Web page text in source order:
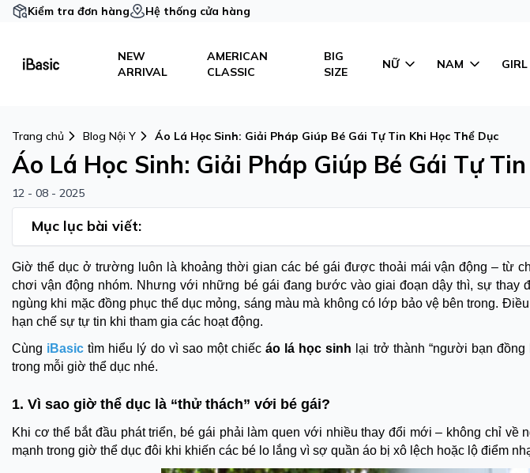
Kiểm tra đơn hàng Hệ thống cửa hàng
NEW
ARRIVAL
AMERICAN
CLASSIC
BIG
SIZE
NỮ NAM GIRL
Trang chủ Blog Nội Y Áo Lá Học Sinh: Giải Pháp Giúp Bé Gái Tự Tin Khi Học Thể Dục
Áo Lá Học Sinh: Giải Pháp Giúp Bé Gái Tự
12 - 08 - 2025
Mục lục bài viết:
Giờ thể dục ở trường luôn là khoảng thời gian các bé gái được thoải mái vận động – từ
chơi vận động nhóm. Nhưng với những bé gái đang bước vào giai đoạn dậy thì, sự thay
ngùng khi mặc đồng phục thể dục mỏng, sáng màu mà không có lớp bảo vệ bên trong.
hạn chế sự tự tin khi tham gia các hoạt động.
Cùng iBasic tìm hiểu lý do vì sao một chiếcáo lá học sinh lại trở thành “người bạn
trong mỗi giờ thể dục nhé.
1. Vì sao giờ thể dục là “thử thách” với bé gái?
Khi cơ thể bắt đầu phát triển, bé gái phải làm quen với nhiều thay đổi mới – không chỉ về
mạnh trong giờ thể dục đôi khi khiến các bé lo lắng vì sợ quần áo bị xô lệch hoặc lộ điểm